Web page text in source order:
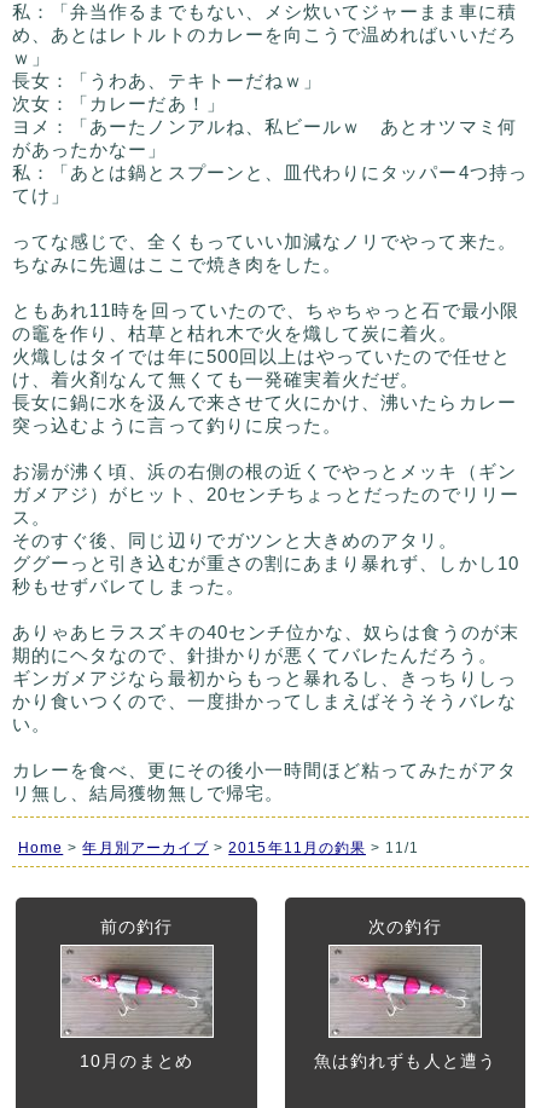
私：「弁当作るまでもない、メシ炊いてジャーまま車に積
め、あとはレトルトのカレーを向こうで温めればいいだろ
ｗ」
長女：「うわあ、テキトーだねｗ」
次女：「カレーだあ！」
ヨメ：「あーたノンアルね、私ビールｗ あとオツマミ何
があったかなー」
私：「あとは鍋とスプーンと、皿代わりにタッパー4つ持っ
てけ」
ってな感じで、全くもっていい加減なノリでやって来た。
ちなみに先週はここで焼き肉をした。
ともあれ11時を回っていたので、ちゃちゃっと石で最小限
の竈を作り、枯草と枯れ木で火を熾して炭に着火。
火熾しはタイでは年に500回以上はやっていたので任せと
け、着火剤なんて無くても一発確実着火だぜ。
長女に鍋に水を汲んで来させて火にかけ、沸いたらカレー
突っ込むように言って釣りに戻った。
お湯が沸く頃、浜の右側の根の近くでやっとメッキ（ギン
ガメアジ）がヒット、20センチちょっとだったのでリリー
ス。
そのすぐ後、同じ辺りでガツンと大きめのアタリ。
ググーっと引き込むが重さの割にあまり暴れず、しかし10
秒もせずバレてしまった。
ありゃあヒラスズキの40センチ位かな、奴らは食うのが末
期的にヘタなので、針掛かりが悪くてバレたんだろう。
ギンガメアジなら最初からもっと暴れるし、きっちりしっ
かり食いつくので、一度掛かってしまえばそうそうバレな
い。
カレーを食べ、更にその後小一時間ほど粘ってみたがアタ
リ無し、結局獲物無しで帰宅。
Home >年月別アーカイブ >2015年11月の釣果 > 11/1
前の釣行
10月のまとめ
次の釣行
魚は釣れずも人と遭う